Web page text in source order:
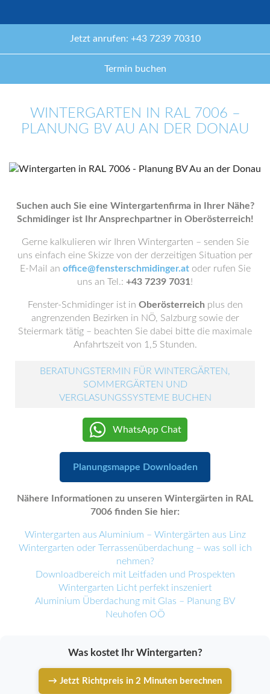
Jetzt anrufen: +43 7239 70310
Termin buchen
WINTERGARTEN IN RAL 7006 –
PLANUNG BV AU AN DER DONAU
Suchen auch Sie eine Wintergartenfirma in Ihrer Nähe?
Schmidinger ist Ihr Ansprechpartner in Oberösterreich!
Gerne kalkulieren wir Ihren Wintergarten – senden Sie
uns einfach eine Skizze von der derzeitigen Situation per
E-Mail an office@fensterschmidinger.atoder rufen Sie
uns an Tel.: +43 7239 7031!
Fenster-Schmidinger ist in Oberösterreich plus den
angrenzenden Bezirken in NÖ, Salzburg sowie der
Steiermark tätig – beachten Sie dabei bitte die maximale
Anfahrtszeit von 1,5 Stunden.
BERATUNGSTERMIN FÜR WINTERGÄRTEN,
SOMMERGÄRTEN UND
VERGLASUNGSSYSTEME BUCHEN
WhatsApp Chat
Planungsmappe Downloaden
Nähere Informationen zu unseren Wintergärten in RAL
7006 finden Sie hier:
Wintergarten aus Aluminium – Wintergärten aus Linz
Wintergarten oder Terrassenüberdachung – was soll ich
nehmen?
Downloadbereich mit Leitfaden und Prospekten
Wintergarten Licht perfekt inszeniert
Aluminium Überdachung mit Glas – Planung BV
Neuhofen OÖ
Was kostet Ihr Wintergarten?
→ Jetzt Richtpreis in 2 Minuten berechnen